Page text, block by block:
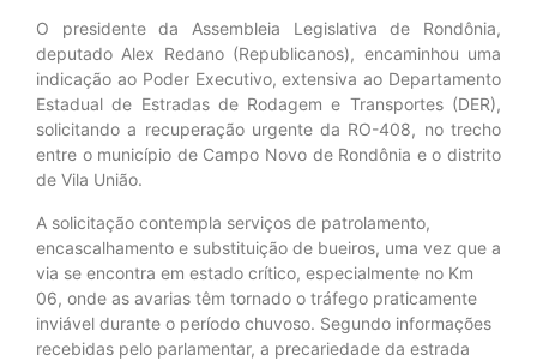
O presidente da Assembleia Legislativa de Rondônia,
deputado Alex Redano (Republicanos), encaminhou uma
indicação ao Poder Executivo, extensiva ao Departamento
Estadual de Estradas de Rodagem e Transportes (DER),
solicitando a recuperação urgente da RO-408, no trecho
entre o município de Campo Novo de Rondônia e o distrito
de Vila União.
A solicitação contempla serviços de patrolamento,
encascalhamento e substituição de bueiros, uma vez que a
via se encontra em estado crítico, especialmente no Km
06, onde as avarias têm tornado o tráfego praticamente
inviável durante o período chuvoso. Segundo informações
recebidas pelo parlamentar, a precariedade da estrada